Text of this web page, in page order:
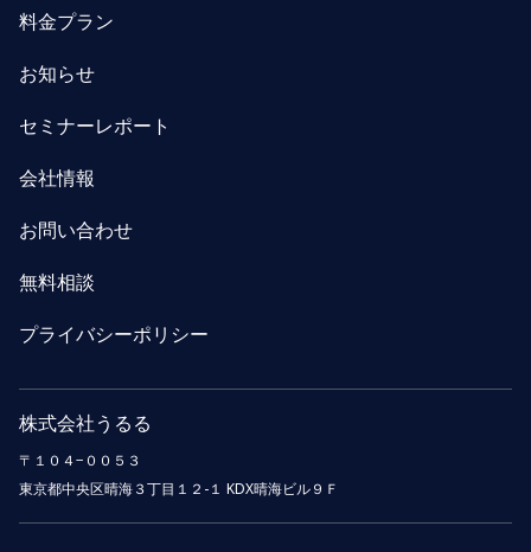
株式会社うるる
〒１０４−００５３
東京都中央区晴海３丁目１２-１ KDX晴海ビル９Ｆ
料金プラン
お知らせ
セミナーレポート
会社情報
お問い合わせ
無料相談
プライバシーポリシー